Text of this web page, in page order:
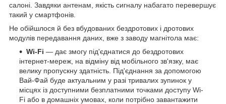
салоні. Завдяки антенам, якість сигналу набагато перевершує
такий у смартфонів.
Не обійшлося й без вбудованих бездротових і дротових
модулів передавання даних, вже з заводу магнітола має:
Wi-Fi — дає змогу під'єднатися до бездротових
інтернет-мереж, на відміну від мобільного зв'язку, має
велику пропускну здатність. Під'єднання за допомогою
Вай-Фай буде актуальним у разі тривалих зупинок у
місцях із доступними безплатними точками доступу Wi-
Fi або в домашніх умовах, коли потрібно завантажити